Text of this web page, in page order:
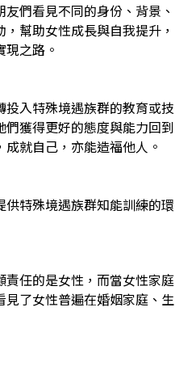
們看見不同的身份、背景、
幫助女性成長與自我提升，
之路。
入特殊境遇族群的教育或技
獲得更好的態度與能力回到
就自己，亦能造福他人。
特殊境遇族群知能訓練的環
任的是女性，而當女性家庭
了女性普遍在婚姻家庭、生